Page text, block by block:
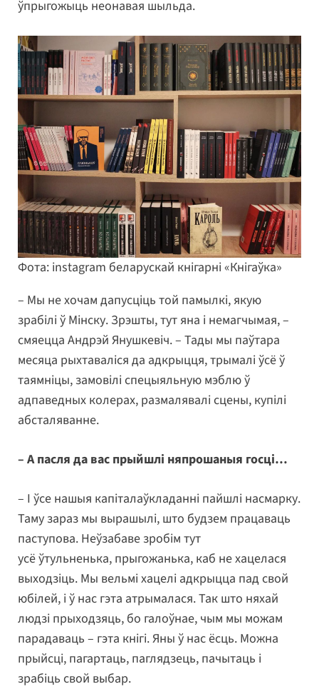
ўпрыгожыць неонавая шыльда.
Фота: instagram беларускай кнігарні «Кнігаўка»
– Мы не хочам дапусціць той памылкі, якую
зрабілі ў Мінску. Зрэшты, тут яна і немагчымая, –
смяецца Андрэй Янушкевіч. – Тады мы паўтара
месяца рыхтаваліся да адкрыцця, трымалі ўсё ў
таямніцы, замовілі спецыяльную мэблю ў
адпаведных колерах, размалявалі сцены, купілі
абсталяванне.
– А пасля да вас прыйшлі няпрошаныя госці…
– І ўсе нашыя капіталаўкладанні пайшлі насмарку.
Таму зараз мы вырашылі, што будзем працаваць
паступова. Неўзабаве зробім тут
усё ўтульненька, прыгожанька, каб не хацелася
выходзіць. Мы вельмі хацелі адкрыцца пад свой
юбілей, і ў нас гэта атрымалася. Так што няхай
людзі прыходзяць, бо галоўнае, чым мы можам
парадаваць – гэта кнігі. Яны ў нас ёсць. Можна
прыйсці, пагартаць, паглядзець, пачытаць і
зрабіць свой выбар.